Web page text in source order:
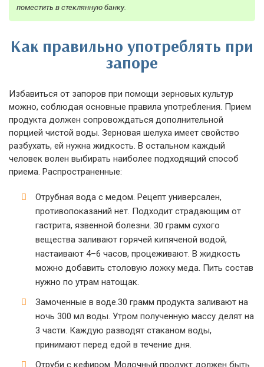
поместить в стеклянную банку.
Как правильно употреблять при
запоре
Избавиться от запоров при помощи зерновых культур
можно, соблюдая основные правила употребления. Прием
продукта должен сопровождаться дополнительной
порцией чистой воды. Зерновая шелуха имеет свойство
разбухать, ей нужна жидкость. В остальном каждый
человек волен выбирать наиболее подходящий способ
приема. Распространенные:
Отрубная вода с медом. Рецепт универсален,
противопоказаний нет. Подходит страдающим от
гастрита, язвенной болезни. 30 грамм сухого
вещества заливают горячей кипяченой водой,
настаивают 4–6 часов, процеживают. В жидкость
можно добавить столовую ложку меда. Пить состав
нужно по утрам натощак.
Замоченные в воде.30 грамм продукта заливают на
ночь 300 мл воды. Утром полученную массу делят на
3 части. Каждую разводят стаканом воды,
принимают перед едой в течение дня.
Отруби с кефиром. Молочный продукт должен быть